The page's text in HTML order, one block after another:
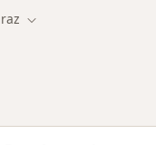
ciudad
Cambiar de ciudad